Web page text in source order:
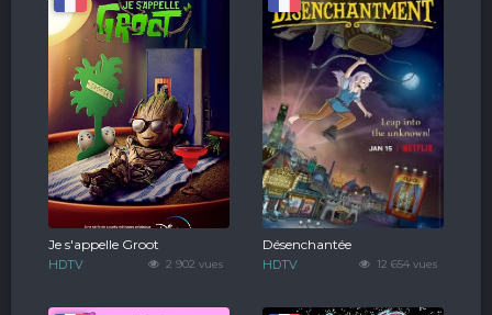
2 902 vues
Je s'appelle Groot
HDTV 12 654 vues
Désenchantée
HDTV